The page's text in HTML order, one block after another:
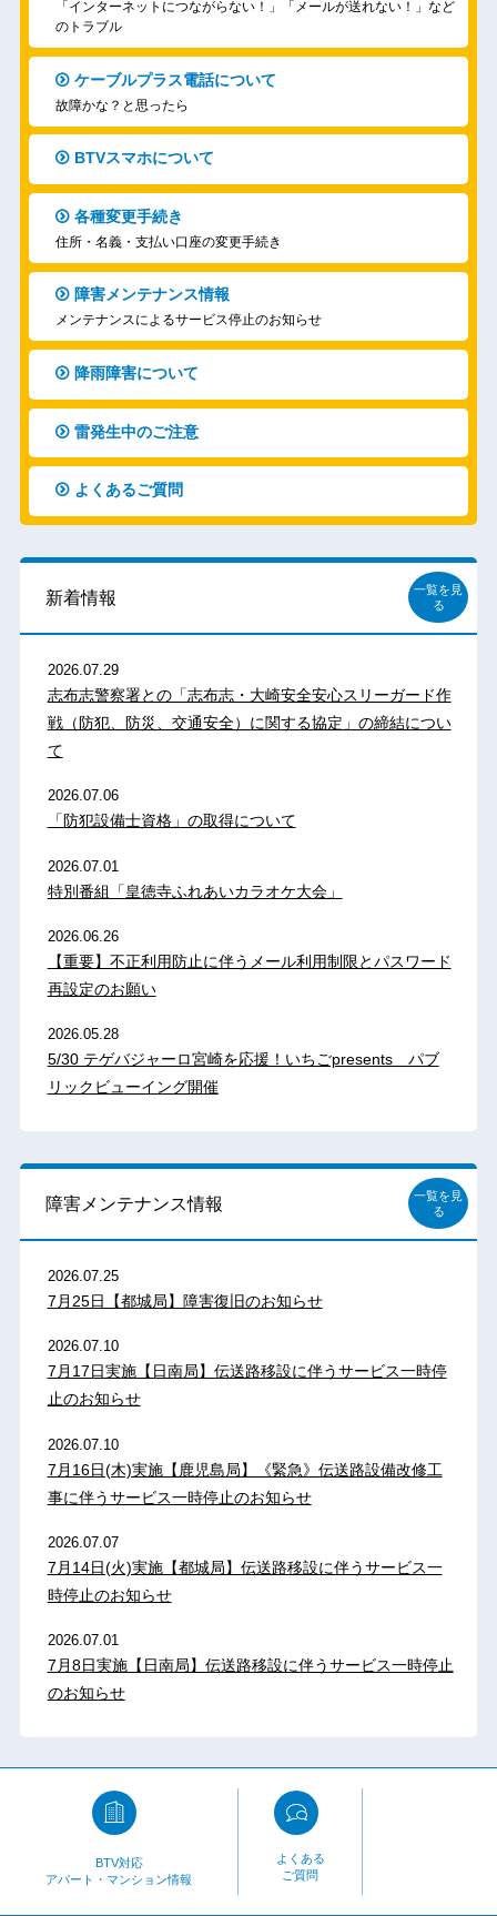
「インターネットにつながらない！」「メールが送れない！」など
のトラブル
ケーブルプラス電話について
故障かな？と思ったら
BTVスマホについて
各種変更手続き
住所・名義・支払い口座の変更手続き
障害メンテナンス情報
メンテナンスによるサービス停止のお知らせ
降雨障害について
雷発生中のご注意
よくあるご質問
新着情報
一覧を見
る
2026.07.29
志布志警察署との「志布志・大崎安全安心スリーガード作
戦（防犯、防災、交通安全）に関する協定」の締結につい
て
2026.07.06
「防犯設備士資格」の取得について
2026.07.01
特別番組「皇徳寺ふれあいカラオケ大会」
2026.06.26
【重要】不正利用防止に伴うメール利用制限とパスワード
再設定のお願い
2026.05.28
5/30 テゲバジャーロ宮崎を応援！いちごpresents パブ
リックビューイング開催
障害メンテナンス情報
一覧を見
る
2026.07.25
7月25日【都城局】障害復旧のお知らせ
2026.07.10
7月17日実施【日南局】伝送路移設に伴うサービス一時停
止のお知らせ
2026.07.10
7月16日(木)実施【鹿児島局】《緊急》伝送路設備改修工
事に伴うサービス一時停止のお知らせ
2026.07.07
7月14日(火)実施【都城局】伝送路移設に伴うサービス一
時停止のお知らせ
2026.07.01
7月8日実施【日南局】伝送路移設に伴うサービス一時停止
のお知らせ
BTV対応
アパート・マンション情報
よくある
ご質問